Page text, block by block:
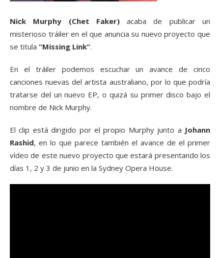
Nick Murphy (Chet Faker)acaba de publicar un
misterioso tráiler en el que anuncia su nuevo proyecto que
se titula “Missing Link”.
En el tráiler podemos escuchar un avance de cinco
canciones nuevas del artista australiano, por lo que podría
tratarse del un nuevo EP, o quizá su primer disco bajo el
nombre de Nick Murphy.
El clip está dirigido por el propio Murphy junto a Johann
Rashid, en lo que parece también el avance de el primer
vídeo de este nuevo proyecto que estará presentando los
días 1, 2 y 3 de junio en la Sydney Opera House.